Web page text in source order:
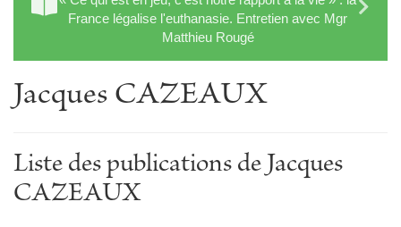
France légalise l'euthanasie. Entretien avec Mgr
Matthieu Rougé
Jacques CAZEAUX
Liste des publications de Jacques
CAZEAUX